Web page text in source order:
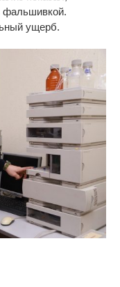
фальшивкой.
ущерб.